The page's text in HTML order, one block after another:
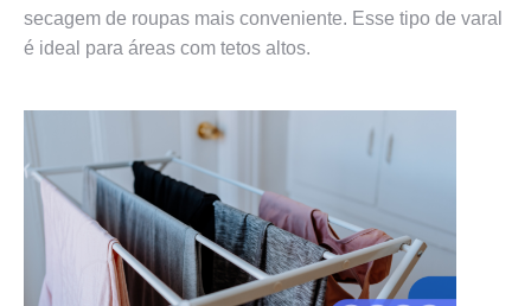
secagem de roupas mais conveniente. Esse tipo de varal
é ideal para áreas com tetos altos.